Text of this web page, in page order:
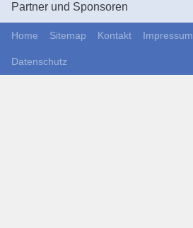
Partner und Sponsoren
Home Sitemap Kontakt Impressum
Datenschutz